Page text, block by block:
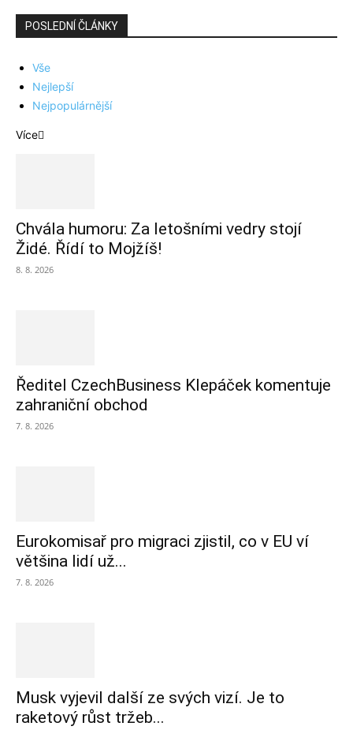
POSLEDNÍ ČLÁNKY
Vše
Nejlepší
Nejpopulárnější
Více
Chvála humoru: Za letošními vedry stojí
Židé. Řídí to Mojžíš!
8. 8. 2026
Ředitel CzechBusiness Klepáček komentuje
zahraniční obchod
7. 8. 2026
Eurokomisař pro migraci zjistil, co v EU ví
většina lidí už...
7. 8. 2026
Musk vyjevil další ze svých vizí. Je to
raketový růst tržeb...